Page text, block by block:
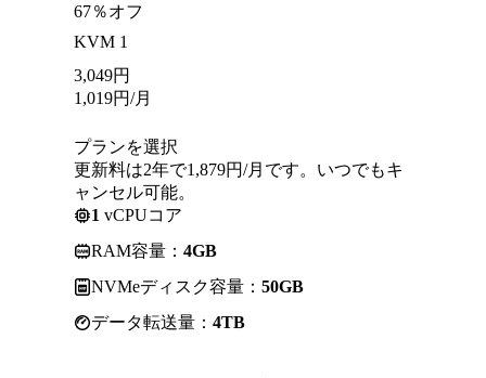
67％オフ
KVM 1
3,049円
1,019円/月
プランを選択
更新料は2年で1,879円/月です。いつでもキ
ャンセル可能。
1 vCPUコア
RAM容量： 4GB
NVMeディスク容量： 50GB
データ転送量： 4TB